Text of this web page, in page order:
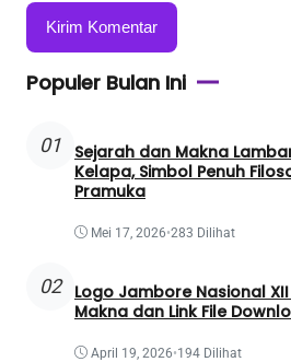
Populer Bulan Ini
01
Sejarah dan Makna
Kelapa, Simbol Penuh
Pramuka
Mei 17, 2026•283 Dilihat
02
Logo Jambore Nasional
Makna dan Link File
April 19, 2026•194 Dilihat